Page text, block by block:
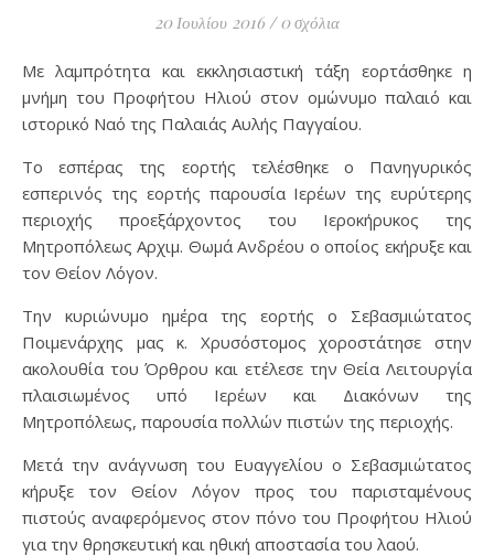
20 Ιουλίου 2016 / 0 σχόλια
Με λαμπρότητα και εκκλησιαστική τάξη εορτάσθηκε η
μνήμη του Προφήτου Ηλιού στον ομώνυμο παλαιό και
ιστορικό Ναό της Παλαιάς Αυλής Παγγαίου.
Το εσπέρας της εορτής τελέσθηκε ο Πανηγυρικός
εσπερινός της εορτής παρουσία Ιερέων της ευρύτερης
περιοχής προεξάρχοντος του Ιεροκήρυκος της
Μητροπόλεως Αρχιμ. Θωμά Ανδρέου ο οποίος εκήρυξε και
τον Θείον Λόγον.
Την κυριώνυμο ημέρα της εορτής ο Σεβασμιώτατος
Ποιμενάρχης μας κ. Χρυσόστομος χοροστάτησε στην
ακολουθία του Όρθρου και ετέλεσε την Θεία Λειτουργία
πλαισιωμένος υπό Ιερέων και Διακόνων της
Μητροπόλεως, παρουσία πολλών πιστών της περιοχής.
Μετά την ανάγνωση του Ευαγγελίου ο Σεβασμιώτατος
κήρυξε τον Θείον Λόγον προς του παρισταμένους
πιστούς αναφερόμενος στον πόνο του Προφήτου Ηλιού
για την θρησκευτική και ηθική αποστασία του λαού.